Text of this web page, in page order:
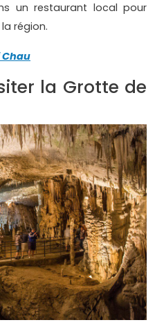
un restaurant local pour
région.
Chau
la Grotte de